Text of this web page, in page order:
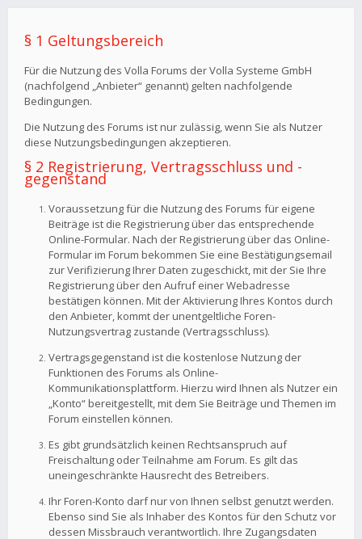
§ 1 Geltungsbereich
Für die Nutzung des Volla Forums der Volla Systeme GmbH
(nachfolgend „Anbieter“ genannt) gelten nachfolgende
Bedingungen.
Die Nutzung des Forums ist nur zulässig, wenn Sie als Nutzer
diese Nutzungsbedingungen akzeptieren.
§ 2 Registrierung, Vertragsschluss und -
gegenstand
Voraussetzung für die Nutzung des Forums für eigene
Beiträge ist die Registrierung über das entsprechende
Online-Formular. Nach der Registrierung über das Online-
Formular im Forum bekommen Sie eine Bestätigungsemail
zur Verifizierung Ihrer Daten zugeschickt, mit der Sie Ihre
Registrierung über den Aufruf einer Webadresse
bestätigen können. Mit der Aktivierung Ihres Kontos durch
den Anbieter, kommt der unentgeltliche Foren-
Nutzungsvertrag zustande (Vertragsschluss).
Vertragsgegenstand ist die kostenlose Nutzung der
Funktionen des Forums als Online-
Kommunikationsplattform. Hierzu wird Ihnen als Nutzer ein
„Konto“ bereitgestellt, mit dem Sie Beiträge und Themen im
Forum einstellen können.
Es gibt grundsätzlich keinen Rechtsanspruch auf
Freischaltung oder Teilnahme am Forum. Es gilt das
uneingeschränkte Hausrecht des Betreibers.
Ihr Foren-Konto darf nur von Ihnen selbst genutzt werden.
Ebenso sind Sie als Inhaber des Kontos für den Schutz vor
dessen Missbrauch verantwortlich. Ihre Zugangsdaten